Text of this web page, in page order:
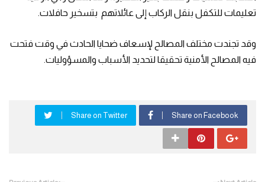
تعليمات للتكفل بنقل الركاب إلى عائلاتهم بتسخير حافلات.
وقد تجندت مختلف المصالح لإسعاف ضحايا الحادث في وقت فتحت
فيه المصالح الأمنية تحقيقا لتحديد الأسباب والمسؤوليات.
Share on Facebook
Share on Twitter